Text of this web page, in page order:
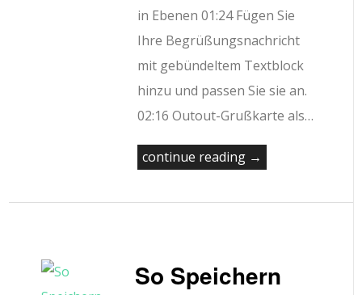
in Ebenen 01:24 Fügen Sie
Ihre Begrüßungsnachricht
mit gebündeltem Textblock
hinzu und passen Sie sie an.
02:16 Outout-Grußkarte als…
continue reading →
So Speichern